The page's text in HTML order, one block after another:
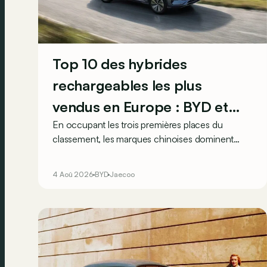
Top 10 des hybrides
rechargeables les plus
vendus en Europe : BYD et
Jaecco dominent
En occupant les trois premières places du
classement, les marques chinoises dominent
4 Aoû 2026 BYD Jaecoo